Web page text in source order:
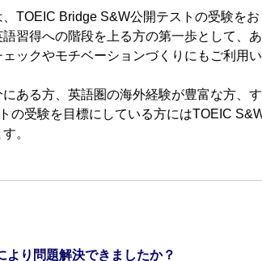
TOEIC Bridge S&W公開テストの受験をお
習得への階段を上る方の第一歩として、あ
ックやモチベーションづくりにもご利用い
ある方、英語圏の海外経験が豊富な方、す
の受験を目標にしている方にはTOEIC
。
より問題解決できましたか？